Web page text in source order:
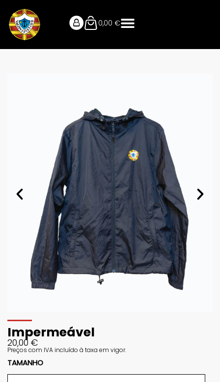
0,00€
Impermeável
20,00 €
Preços com IVA incluído à taxa em vigor.
TAMANHO